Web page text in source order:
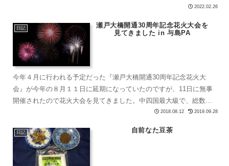
ンジのタイミングでもある。重要なのは、自分の意志でやりたい2022.02.26
日記
瀬戸大橋開通30周年記念花火大会を
見てきました in 与島PA
今年４月に行われる予定だった『瀬戸大橋開通30周年記念花火大
会』が今年の８月１１日に延期になっていたのですが、11日に無事
開催されたので花火大会を見てきました。中四国最大級で、総数
15,000発の花火がライトアップされた瀬戸大橋をバックに打...
2018.08.12 2019.09.28
日記 自前なた豆茶